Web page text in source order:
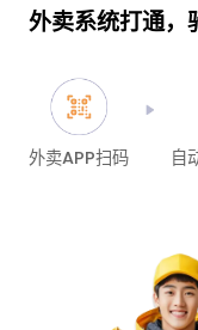
外卖系统打通，
外卖APP扫码 自